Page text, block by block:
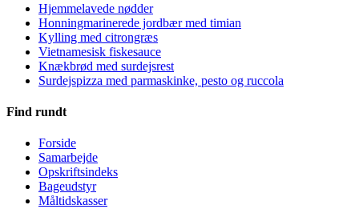
Hjemmelavede nødder
Honningmarinerede jordbær med timian
Kylling med citrongræs
Vietnamesisk fiskesauce
Knækbrød med surdejsrest
Surdejspizza med parmaskinke, pesto og ruccola
Find rundt
Forside
Samarbejde
Opskriftsindeks
Bageudstyr
Måltidskasser